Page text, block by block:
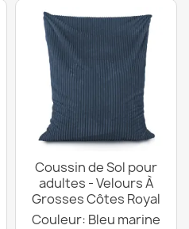
Coussin de Sol pour
adultes - Velours À
Grosses Côtes Royal
Couleur: Bleu marine